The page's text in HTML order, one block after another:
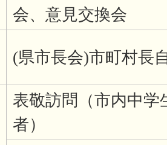
会、意見交換会
(県市長会)市町村長
表敬訪問（市内中学
者）